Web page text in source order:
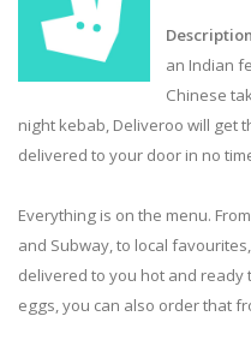
Description
an Indian
Chinese
night kebab, Deliveroo will get
delivered to your door in no
Everything is on the menu.
and Subway, to local
delivered to you hot and ready
eggs, you can also order that